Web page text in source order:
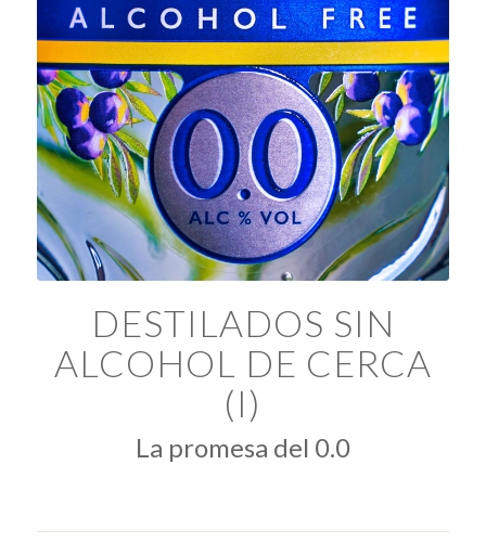
DESTILADOS SIN
ALCOHOL DE CERCA
(I)
La promesa del 0.0